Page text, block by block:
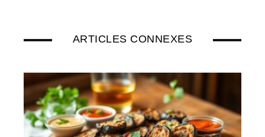
ARTICLES CONNEXES